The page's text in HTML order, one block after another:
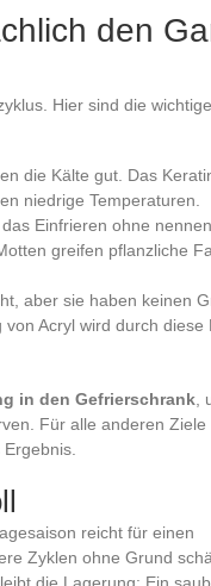
den
Hier sind die
die Kälte gut. Das
niedrige Temperaturen.
Einfrieren ohne
greifen pflanzliche
aber sie haben keinen
Acryl wird durch diese
in den Gefrierschrank
Für alle anderen Ziele
reicht für einen
Zyklen ohne Grund
die Lagerung: Ein